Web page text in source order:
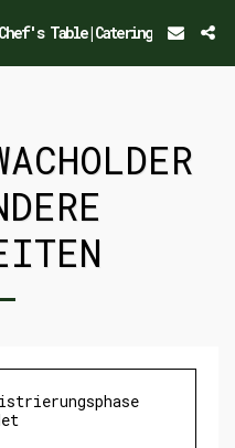
Table|Catering